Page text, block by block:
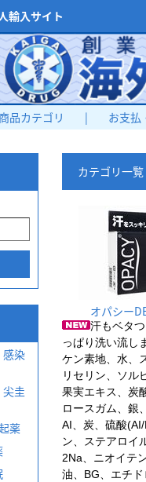
輸入サイト
商品カテゴリ | お支払
感染
圭
薬
カテゴリ一覧
オパシー
汗もベタ
っぱり洗い流し
ケン素地、水、
リセリン、ソル
果実エキス、炭
ロースガム、銀
AI、炭、硫酸
ン、ステアロイ
2Na、ニオイテ
油、BG、エチ